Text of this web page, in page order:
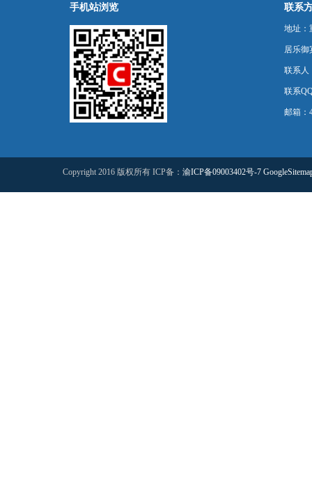
手机站浏览 联系
地址：
居乐御
联系人
联系
邮箱：
Copyright 2016 版权所有 ICP备： 渝ICP备09003402号-7